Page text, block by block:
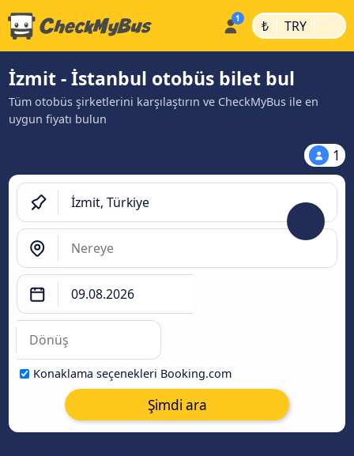
₺ | TRY |
İzmit - İstanbul otobüs bilet bul
Tüm otobüs şirketlerini karşılaştırın ve CheckMyBus ile en
uygun fiyatı bulun
1
Konaklama seçenekleri Booking.com
Şimdi ara